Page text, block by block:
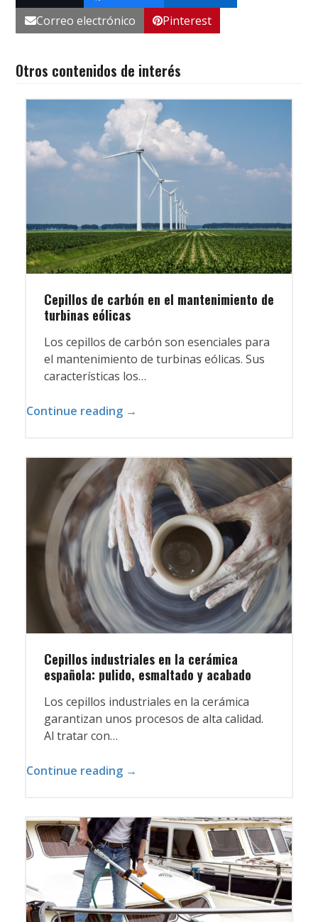
Correo electrónico
Pinterest
Otros contenidos de interés
Cepillos de carbón en el mantenimiento de
turbinas eólicas
Los cepillos de carbón son esenciales para
el mantenimiento de turbinas eólicas. Sus
características los…
Continue reading →
Cepillos industriales en la cerámica
española: pulido, esmaltado y acabado
Los cepillos industriales en la cerámica
garantizan unos procesos de alta calidad.
Al tratar con…
Continue reading →